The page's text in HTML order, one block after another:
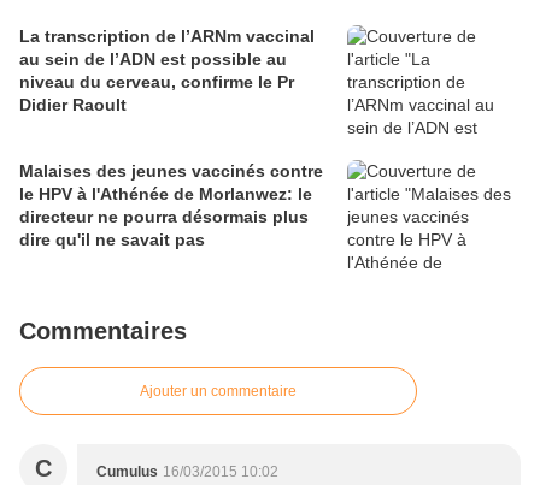
La transcription de l’ARNm vaccinal
au sein de l’ADN est possible au
niveau du cerveau, confirme le Pr
Didier Raoult
Malaises des jeunes vaccinés contre
le HPV à l'Athénée de Morlanwez: le
directeur ne pourra désormais plus
dire qu'il ne savait pas
Commentaires
Ajouter un commentaire
C Cumulus 16/03/2015 10:02